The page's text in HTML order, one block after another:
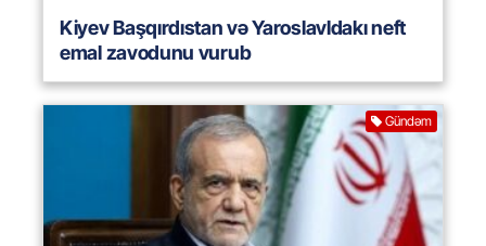
Kiyev Başqırdıstan və Yaroslavldakı neft
emal zavodunu vurub
Gündəm